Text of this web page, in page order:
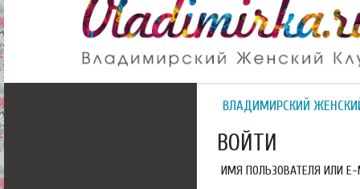
ВЛАДИМИРСКИЙ
ВОЙТИ
ИМЯ ПОЛЬЗОВАТЕЛЯ ИЛИ E-